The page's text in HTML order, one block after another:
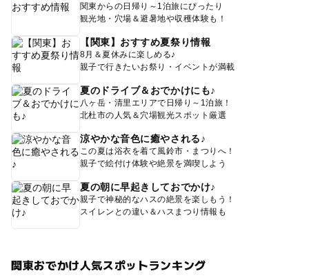
関東からの日帰り～1泊旅にぴったり
観光地・穴場＆避暑地や収穫体験も！
【関東】おすすめ夏祭り情報
8月＆夏休みに楽しめる♪
親子で行きたいお祭り・イベントが満載
夏のドライブ＆おでかけにも♪
八ヶ岳・清里エリアで日帰り～1泊旅！
北杜市の人気＆穴場観光スポット厳選
涼やかな音色に癒やされる♪
この夏は浴衣を着て風鈴市・まつりへ！
親子で絵付け体験や絶景を満喫しよう
夏の朝に早起きしておでかけ♪
親子で神秘的なハスの絶景を楽しもう！
スイレンとの違い＆ハスまつり情報も
関東おでかけ人気スポットランキング